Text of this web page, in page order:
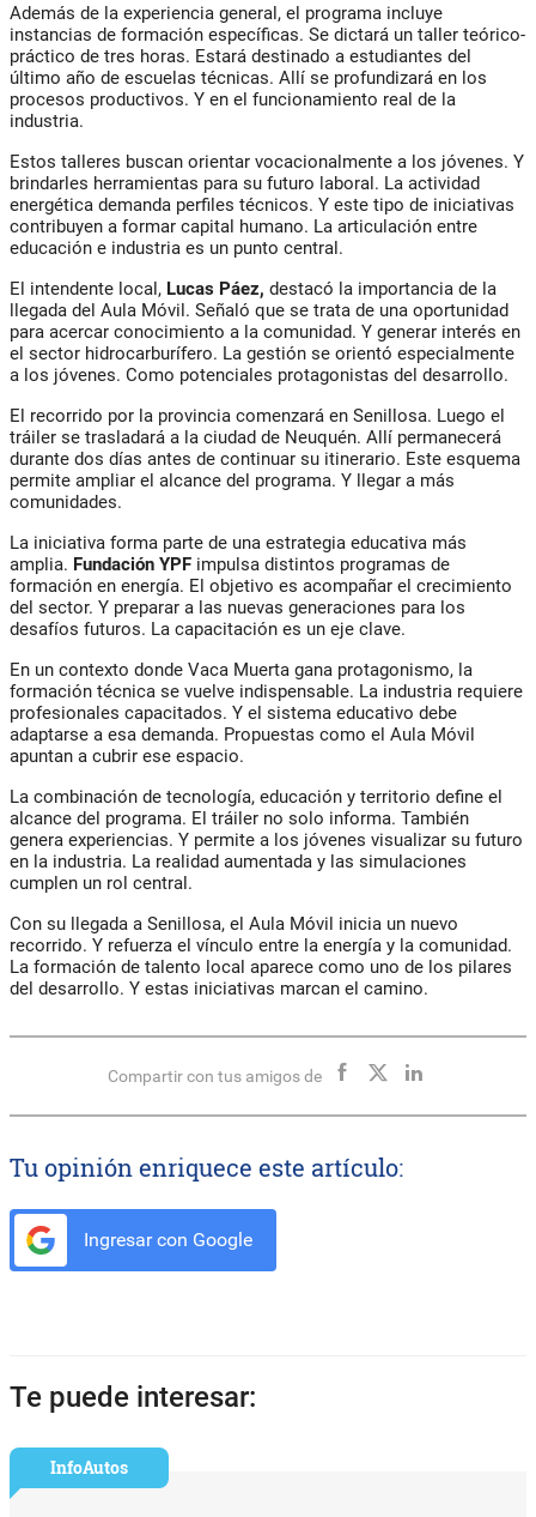
Además de la experiencia general, el programa incluye
instancias de formación específicas. Se dictará un taller teórico-
práctico de tres horas. Estará destinado a estudiantes del
último año de escuelas técnicas. Allí se profundizará en los
procesos productivos. Y en el funcionamiento real de la
industria.
Estos talleres buscan orientar vocacionalmente a los jóvenes. Y
brindarles herramientas para su futuro laboral. La actividad
energética demanda perfiles técnicos. Y este tipo de iniciativas
contribuyen a formar capital humano. La articulación entre
educación e industria es un punto central.
El intendente local, Lucas Páez, destacó la importancia de la
llegada del Aula Móvil. Señaló que se trata de una oportunidad
para acercar conocimiento a la comunidad. Y generar interés en
el sector hidrocarburífero. La gestión se orientó especialmente
a los jóvenes. Como potenciales protagonistas del desarrollo.
El recorrido por la provincia comenzará en Senillosa. Luego el
tráiler se trasladará a la ciudad de Neuquén. Allí permanecerá
durante dos días antes de continuar su itinerario. Este esquema
permite ampliar el alcance del programa. Y llegar a más
comunidades.
La iniciativa forma parte de una estrategia educativa más
amplia. Fundación YPF impulsa distintos programas de
formación en energía. El objetivo es acompañar el crecimiento
del sector. Y preparar a las nuevas generaciones para los
desafíos futuros. La capacitación es un eje clave.
En un contexto donde Vaca Muerta gana protagonismo, la
formación técnica se vuelve indispensable. La industria requiere
profesionales capacitados. Y el sistema educativo debe
adaptarse a esa demanda. Propuestas como el Aula Móvil
apuntan a cubrir ese espacio.
La combinación de tecnología, educación y territorio define el
alcance del programa. El tráiler no solo informa. También
genera experiencias. Y permite a los jóvenes visualizar su futuro
en la industria. La realidad aumentada y las simulaciones
cumplen un rol central.
Con su llegada a Senillosa, el Aula Móvil inicia un nuevo
recorrido. Y refuerza el vínculo entre la energía y la comunidad.
La formación de talento local aparece como uno de los pilares
del desarrollo. Y estas iniciativas marcan el camino.
Compartir con tus amigos de
Tu opinión enriquece este artículo:
Ingresar con Google
Te puede interesar:
InfoAutos